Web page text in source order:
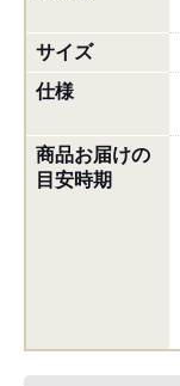
サイズ
仕様
商品お届けの
目安時期